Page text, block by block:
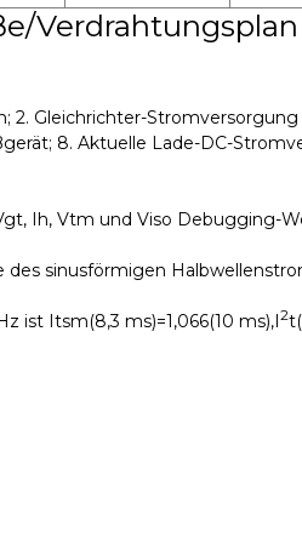
Verdrahtungsplan
2. Gleichrichter-
8. Aktuelle Lade-DC-
Ih, Vtm und Viso Debugging-
sinusförmigen
ist Itsm(8,3 ms)=1,066(10 ms),I2